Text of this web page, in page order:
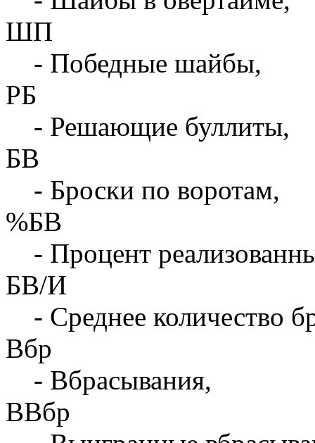
ШП
- Победные шайбы,
РБ
- Решающие буллиты,
БВ
- Броски по воротам,
%БВ
- Процент
БВ/И
- Среднее количество
Вбр
- Вбрасывания,
ВВбр